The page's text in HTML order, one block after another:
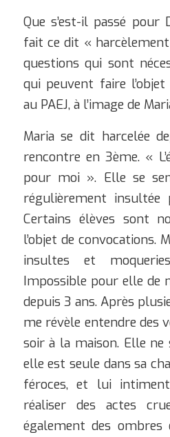
Que s’est-il passé pour
fait ce dit «
questions qui sont
qui peuvent faire
au PAEJ, à l’image de
Maria se dit harcelée
rencontre en 3ème. «
pour moi ». Elle se
régulièrement insultée
Certains élèves sont
l’objet de convocations.
insultes et
Impossible pour elle de
depuis 3 ans. Après
me révèle entendre des
soir à la maison. Elle ne
elle est seule dans sa
féroces, et lui
réaliser des actes
également des ombres